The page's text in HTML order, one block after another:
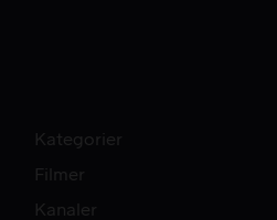
Kategorier
Filmer
Kanaler